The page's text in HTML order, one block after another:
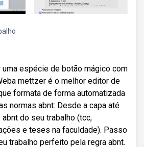
uma espécie de botão mágico com
mettzer é o melhor editor de
formata de forma automatizada
normas abnt: Desde a capa até
do seu trabalho (tcc,
e teses na faculdade). Passo
trabalho perfeito pela regra abnt.